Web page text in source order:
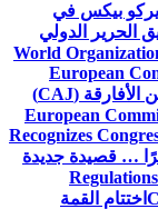
بيكس في
الحرير الدولي
World
European
المفوضية الأوروبية: مؤتمر الصحفيين الأفارقة (CAJ)
European
Recognizes
… قصيدة جديدة
اختتام القمة